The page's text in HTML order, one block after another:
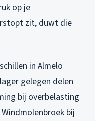
op je
zit, duwt die
in Almelo
gelegen delen
bij overbelasting
bij